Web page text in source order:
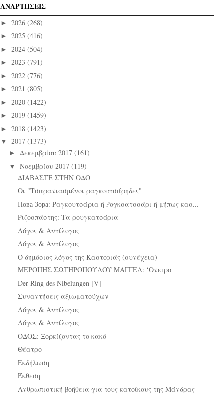
ΑΝΑΡΤΗΣΕΙΣ
► 2026 (268)
► 2025 (416)
► 2024 (504)
► 2023 (791)
► 2022 (776)
► 2021 (805)
► 2020 (1422)
► 2019 (1459)
► 2018 (1423)
▼ 2017 (1373)
► Δεκεμβρίου 2017 (161)
▼ Νοεμβρίου 2017 (119)
ΔΙΑΒΑΣΤΕ ΣΤΗΝ ΟΔΟ
Οι "Τσαρανιασμένοι ραγκουτσάρηδες"
Нова Зора: Ραγκουτσάρια ή Ρογκσατσσάρι ή μήπως κασ...
Ριζοσπάστης: Τα ρουγκατσάρια
Λόγος & Αντίλογος
Λόγος & Αντίλογος
Ο δημόσιος λόγος της Καστοριάς (συνέχεια)
ΜΕΡΟΠΗΣ ΣΩΤΗΡΟΠΟΥΛΟΥ ΜΑΓΓΕΛ: ‘Ονειρο
Der Ring des Nibelungen [V]
Συναντήσεις αξιωματούχων
Λόγος & Αντίλογος
Λόγος & Αντίλογος
ΟΔΟΣ: Ξορκίζοντας το κακό
Θέατρο
Εκδήλωση
Έκθεση
Ανθρωπιστική βοήθεια για τους κατοίκους της Μάνδρας